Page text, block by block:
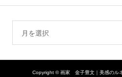
月を選択
Copyright ©画家 金子豊文｜美感のル